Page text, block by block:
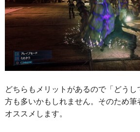
どちらもメリットがあるので「どうし
方も多いかもしれません。そのため
オススメします。